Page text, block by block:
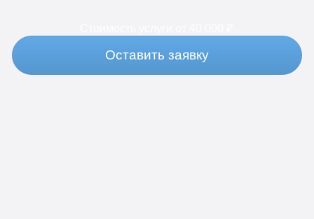
Оставить заявку